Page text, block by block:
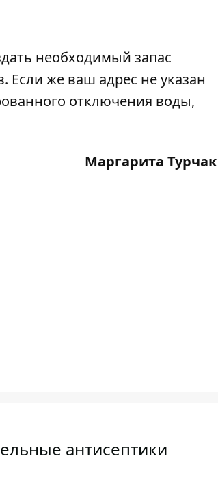
необходимый запас
Если же ваш адрес не указан
отключения воды,
Маргарита Турчак
антисептики